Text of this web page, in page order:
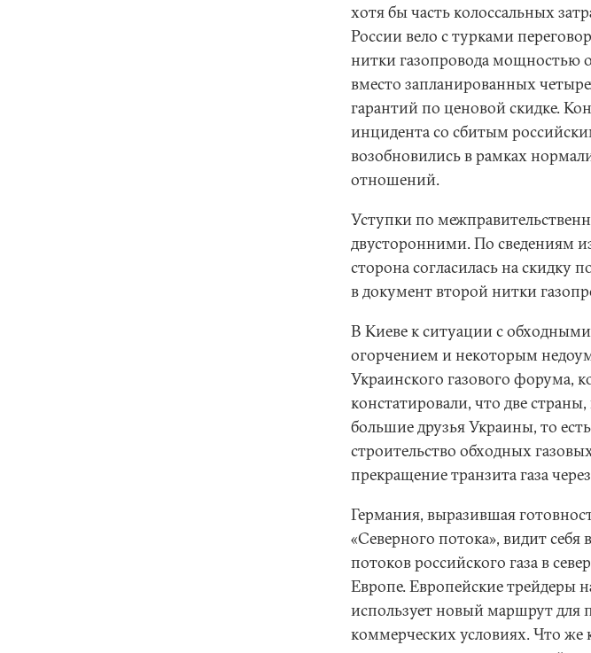
хотя бы часть колоссальных
России вело с турками
нитки газопровода мощностью
вместо запланированных
гарантий по ценовой скидке.
инцидента со сбитым
возобновились в рамках
отношений.
Уступки по
двусторонними. По сведениям
сторона согласилась на скидку
в документ второй нитки
В Киеве к ситуации с
огорчением и некоторым
Украинского газового форума,
констатировали, что две
большие друзья Украины, то
строительство обходных
прекращение транзита газа
Германия, выразившая
«Северного потока», видит
потоков российского газа в
Европе. Европейские трейдеры
использует новый маршрут для
коммерческих условиях. Что же